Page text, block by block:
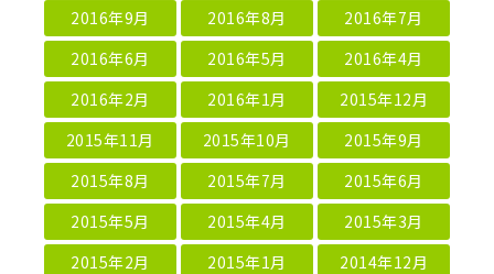
2016年9月
2016年8月
2016年7月
2016年6月
2016年5月
2016年4月
2016年2月
2016年1月
2015年12月
2015年11月
2015年10月
2015年9月
2015年8月
2015年7月
2015年6月
2015年5月
2015年4月
2015年3月
2015年2月
2015年1月
2014年12月